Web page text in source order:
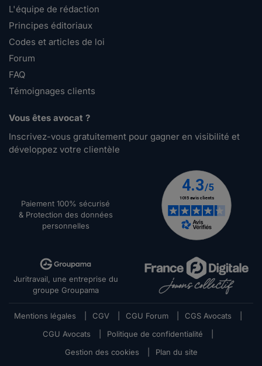
L'équipe de rédaction
Principes éditoriaux
Codes et articles de loi
Forum
FAQ
Témoignages clients
Vous êtes avocat ?
Inscrivez-vous gratuitement pour gagner en visibilité et
développez votre clientèle
Paiement 100% sécurisé
& Protection des données
personnelles
Juritravail, une entreprise du
groupe Groupama
Mentions légales CGV CGU Forum CGS Avocats
CGU Avocats
Politique de confidentialité
Gestion des cookies
Plan du site